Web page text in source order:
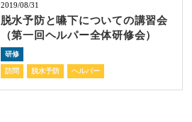
2019/08/31
脱水予防と嚥下についての講習会
（第一回ヘルパー全体研修会）
研修
訪問 脱水予防 ヘルパー